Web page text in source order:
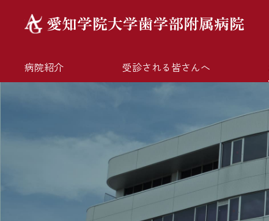
病院紹介 受診される皆さんへ